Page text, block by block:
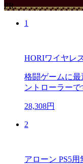
PR
1
HORIワイヤレ
格闘ゲームに
ントローラーで
28,308円
2
アローン PS5